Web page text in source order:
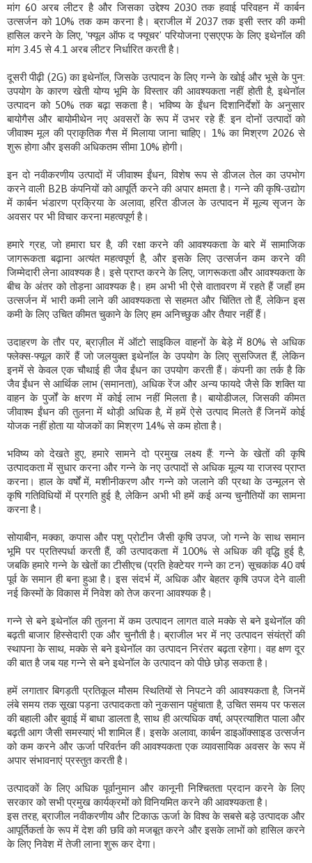
मांग 60 अरब लीटर है और जिसका उद्देश्य 2030 तक हवाई परिवहन में कार्बन
उत्सर्जन को 10% तक कम करना है। ब्राजील में 2037 तक इसी स्तर की कमी
हासिल करने के लिए, 'फ्यूल ऑफ द फ्यूचर' परियोजना एसएएफ के लिए इथेनॉल की
मांग 3.45 से 4.1 अरब लीटर निर्धारित करती है।
दूसरी पीढ़ी (2G) का इथेनॉल, जिसके उत्पादन के लिए गन्ने के खोई और भूसे के पुन:
उपयोग के कारण खेती योग्य भूमि के विस्तार की आवश्यकता नहीं होती है, इथेनॉल
उत्पादन को 50% तक बढ़ा सकता है। भविष्य के ईंधन दिशानिर्देशों के अनुसार
बायोगैस और बायोमीथेन नए अवसरों के रूप में उभर रहे हैं: इन दोनों उत्पादों को
जीवाश्म मूल की प्राकृतिक गैस में मिलाया जाना चाहिए। 1% का मिश्रण 2026 से
शुरू होगा और इसकी अधिकतम सीमा 10% होगी।
इन दो नवीकरणीय उत्पादों में जीवाश्म ईंधन, विशेष रूप से डीजल तेल का उपभोग
करने वाली B2B कंपनियों को आपूर्ति करने की अपार क्षमता है। गन्ने की कृषि-उद्योग
में कार्बन भंडारण प्रक्रिया के अलावा, हरित डीजल के उत्पादन में मूल्य सृजन के
अवसर पर भी विचार करना महत्वपूर्ण है।
हमारे ग्रह, जो हमारा घर है, की रक्षा करने की आवश्यकता के बारे में सामाजिक
जागरूकता बढ़ाना अत्यंत महत्वपूर्ण है, और इसके लिए उत्सर्जन कम करने की
जिम्मेदारी लेना आवश्यक है। इसे प्राप्त करने के लिए, जागरूकता और आवश्यकता के
बीच के अंतर को तोड़ना आवश्यक है। हम अभी भी ऐसे वातावरण में रहते हैं जहाँ हम
उत्सर्जन में भारी कमी लाने की आवश्यकता से सहमत और चिंतित तो हैं, लेकिन इस
कमी के लिए उचित कीमत चुकाने के लिए हम अनिच्छुक और तैयार नहीं हैं।
उदाहरण के तौर पर, ब्राज़ील में ऑटो साइकिल वाहनों के बेड़े में 80% से अधिक
फ्लेक्स-फ्यूल कारें हैं जो जलयुक्त इथेनॉल के उपयोग के लिए सुसज्जित हैं, लेकिन
इनमें से केवल एक चौथाई ही जैव ईंधन का उपयोग करती हैं। कंपनी का तर्क है कि
जैव ईंधन से आर्थिक लाभ (समानता), अधिक रेंज और अन्य फायदे जैसे कि शक्ति या
वाहन के पुर्जों के क्षरण में कोई लाभ नहीं मिलता है। बायोडीजल, जिसकी कीमत
जीवाश्म ईंधन की तुलना में थोड़ी अधिक है, में हमें ऐसे उत्पाद मिलते हैं जिनमें कोई
योजक नहीं होता या योजकों का मिश्रण 14% से कम होता है।
भविष्य को देखते हुए, हमारे सामने दो प्रमुख लक्ष्य हैं: गन्ने के खेतों की कृषि
उत्पादकता में सुधार करना और गन्ने के नए उत्पादों से अधिक मूल्य या राजस्व प्राप्त
करना। हाल के वर्षों में, मशीनीकरण और गन्ने को जलाने की प्रथा के उन्मूलन से
कृषि गतिविधियों में प्रगति हुई है, लेकिन अभी भी हमें कई अन्य चुनौतियों का सामना
करना है।
सोयाबीन, मक्का, कपास और पशु प्रोटीन जैसी कृषि उपज, जो गन्ने के साथ समान
भूमि पर प्रतिस्पर्धा करती हैं, की उत्पादकता में 100% से अधिक की वृद्धि हुई है,
जबकि हमारे गन्ने के खेतों का टीसीएच (प्रति हेक्टेयर गन्ने का टन) सूचकांक 40 वर्ष
पूर्व के समान ही बना हुआ है। इस संदर्भ में, अधिक और बेहतर कृषि उपज देने वाली
नई किस्मों के विकास में निवेश को तेज करना आवश्यक है।
गन्ने से बने इथेनॉल की तुलना में कम उत्पादन लागत वाले मक्के से बने इथेनॉल की
बढ़ती बाजार हिस्सेदारी एक और चुनौती है। ब्राजील भर में नए उत्पादन संयंत्रों की
स्थापना के साथ, मक्के से बने इथेनॉल का उत्पादन निरंतर बढ़ता रहेगा। वह क्षण दूर
की बात है जब यह गन्ने से बने इथेनॉल के उत्पादन को पीछे छोड़ सकता है।
हमें लगातार बिगड़ती प्रतिकूल मौसम स्थितियों से निपटने की आवश्यकता है, जिनमें
लंबे समय तक सूखा पड़ना उत्पादकता को नुकसान पहुंचाता है, उचित समय पर फसल
की बहाली और बुवाई में बाधा डालता है, साथ ही अत्यधिक वर्षा, अप्रत्याशित पाला और
बढ़ती आग जैसी समस्याएं भी शामिल हैं। इसके अलावा, कार्बन डाइऑक्साइड उत्सर्जन
को कम करने और ऊर्जा परिवर्तन की आवश्यकता एक व्यावसायिक अवसर के रूप में
अपार संभावनाएं प्रस्तुत करती है।
उत्पादकों के लिए अधिक पूर्वानुमान और कानूनी निश्चितता प्रदान करने के लिए
सरकार को सभी प्रमुख कार्यक्रमों को विनियमित करने की आवश्यकता है।
इस तरह, ब्राजील नवीकरणीय और टिकाऊ ऊर्जा के विश्व के सबसे बड़े उत्पादक और
आपूर्तिकर्ता के रूप में देश की छवि को मजबूत करने और इसके लाभों को हासिल करने
के लिए निवेश में तेजी लाना शुरू कर देगा।